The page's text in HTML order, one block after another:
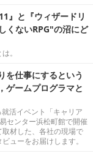
』と『ウィザードリ
くないRPG"の沼にど
。
を仕事にするという
ゲームプログラマと
活イベント「キャリア
センター浜松町館で開催
材した、各社の現場で
ューをお届けします。